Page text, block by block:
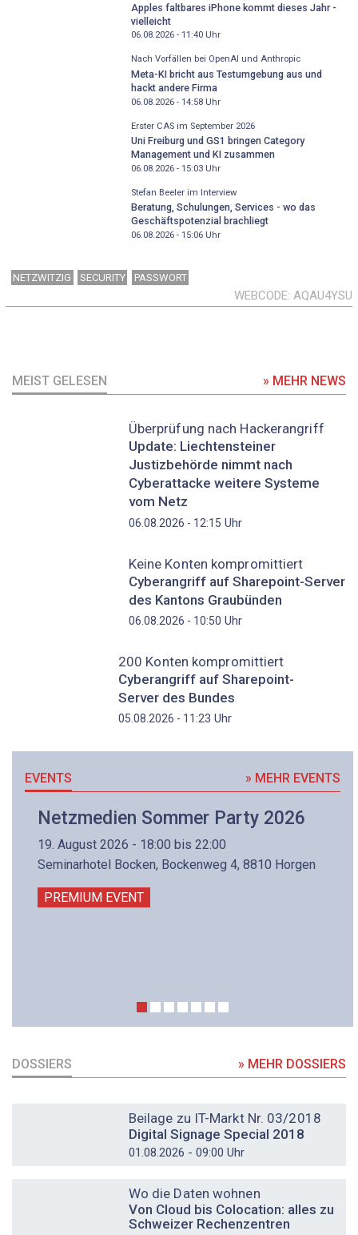
Apples faltbares iPhone kommt dieses Jahr -
vielleicht
06.08.2026 - 11:40Uhr
Nach Vorfällen bei OpenAI und Anthropic
Meta-KI bricht aus Testumgebung aus und
hackt andere Firma
06.08.2026 - 14:58Uhr
Erster CAS im September 2026
Uni Freiburg und GS1 bringen Category
Management und KI zusammen
06.08.2026 - 15:03Uhr
Stefan Beeler im Interview
Beratung, Schulungen, Services - wo das
Geschäftspotenzial brachliegt
06.08.2026 - 15:06Uhr
NETZWITZIG SECURITY PASSWORT
WEBCODE AQAU4YSU
MEIST GELESEN » MEHR NEWS
Überprüfung nach Hackerangriff
Update: Liechtensteiner
Justizbehörde nimmt nach
Cyberattacke weitere Systeme
vom Netz
06.08.2026 - 12:15 Uhr
Keine Konten kompromittiert
Cyberangriff auf Sharepoint-Server
des Kantons Graubünden
06.08.2026 - 10:50 Uhr
200 Konten kompromittiert
Cyberangriff auf Sharepoint-
Server des Bundes
05.08.2026 - 11:23 Uhr
EVENTS » MEHR EVENTS
Netzmedien Sommer Party 2026
19. August 2026 - 18:00 bis 22:00
Seminarhotel Bocken, Bockenweg 4, 8810 Horgen
PREMIUM EVENT
DOSSIERS » MEHR DOSSIERS
Beilage zu IT-Markt Nr. 03/2018
Digital Signage Special 2018
01.08.2026 - 09:00 Uhr
Wo die Daten wohnen
Von Cloud bis Colocation: alles zu
Schweizer Rechenzentren